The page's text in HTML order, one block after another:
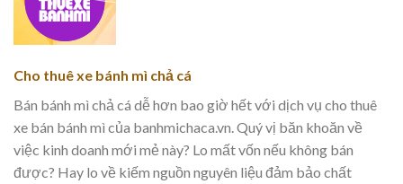
Cho thuê xe bánh mì chả cá
Bán bánh mì chả cá dễ hơn bao giờ hết với dịch vụ cho thuê
xe bán bánh mì của banhmichaca.vn. Quý vị băn khoăn về
việc kinh doanh mới mẻ này? Lo mất vốn nếu không bán
được? Hay lo về kiếm nguồn nguyên liệu đảm bảo chất